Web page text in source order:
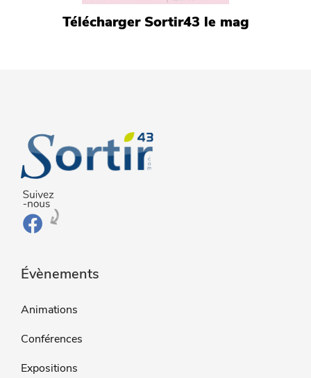
Télécharger Sortir43 le mag
Évènements
Animations
Conférences
Expositions